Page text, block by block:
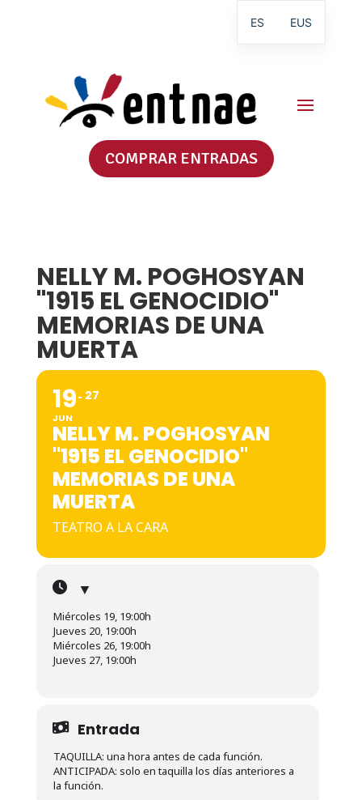
COMPRAR ENTRADAS
NELLY M. POGHOSYAN
"1915 EL GENOCIDIO"
MEMORIAS DE UNA
MUERTA
19
JUN
27
NELLY M. POGHOSYAN
"1915 EL GENOCIDIO"
MEMORIAS DE UNA
MUERTA
TEATRO A LA CARA
▼
Miércoles 19, 19:00h
Jueves 20, 19:00h
Miércoles 26, 19:00h
Jueves 27, 19:00h
Entrada
TAQUILLA: una hora antes de cada función.
ANTICIPADA: solo en taquilla los días anteriores a
la función.
ES EUS